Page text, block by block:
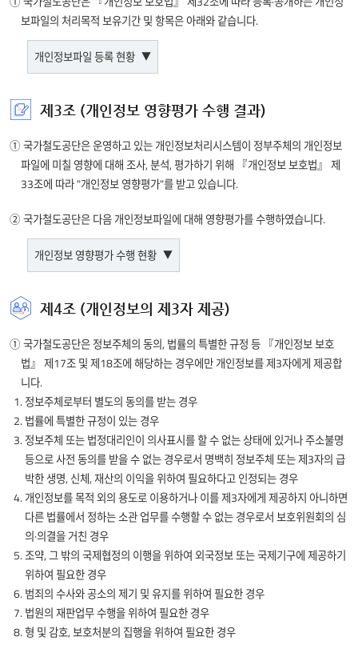
대한
정보를
제공합니다.
협력사의 사업관리
(필수) 아이디,
비밀번호, 이름,
[ 업체정보 ]
팩스번호
(선택) 홈페이지
주소
KR전자조달
제공
(필수)
[ 입찰담당자 ]
(필수) 이름,
주민등록번호
(선택) 부서,
전화번호,
번호, 주소, 지문
인식 디바이스
키값
준영구
[ 회원정보-개인 ]
(필수) 아이디,
휴대전화번호,
[ 회원정보-사업자
]
(필수) 아이디,
보파일의 처리목적 보유기간 및 항목은 아래와 같습니다.
개인정보파일 등록 현황
개인정보파일의
처리목적
및
항목에
대한
정보를
제공합니다.
개인정보파일의
운영근거/처리목적
개인정보파일에
CPMS 사용자
운영근거
- 정보주체 동의
- 협력사의 사업관리 서비스 제공
[ 사용자정보 ]
생년월일,
전화번호,
(필수) 주소,
팩스번호
(선택) 홈페이지
전자조달
회원정보
운영근거
- 전자조달의 이용 및 촉진에
관한 법률 제14조
(자체전자조달시스템의 구축·
운영)
- 전자조달의 이용 및 촉진에
관한 법률 제16조(계약 관련 정보
등의 관리 및 제공)
관한 법률 동법 시행령
구축·운영)
- 국가를 당사자로 하는 계약에
관한 법률 시행규칙 제15조
(입찰참가자격의 등록)
[ 대표자정보 ]
(필수)
사업자등록번호,
업체명,
대표자명
(선택) 이메일,
[ 입찰담당자 ]
주민등록번호
제3조 (개인정보 영향평가 수행 결과)
① 국가철도공단은 운영하고 있는 개인정보처리시스템이 정부주체의 개인정보
파일에 미칠 영향에 대해 조사, 분석, 평가하기 위해 『개인정보 보호법』 제
33조에 따라 "개인정보 영향평가"를 받고 있습니다.
② 국가철도공단은 다음 개인정보파일에 대해 영향평가를 수행하였습니다.
개인정보 영향평가 수행 현황
개인정보
영향평가
수행
현황에
대한
정보를
제공합니다.
개인정보처리시스템명 개인정보파일명
개인정보파일에
KR전자조달
전자조달
회원정보
[ 대표자정보 ]
주민등록번호,
이메일, 대표자
여부
[ 입찰담당자 ]
필수항목 : 이름,
선택항목 : 부서,
전화번호,
팩스번호, 휴대폰
인식 디바이스
2015
2018
제4조 (개인정보의 제3자 제공)
① 국가철도공단은 정보주체의 동의, 법률의 특별한 규정 등 『개인정보 보호
법』 제17조 및 제18조에 해당하는 경우에만 개인정보를 제3자에게 제공합
니다.
1. 정보주체로부터 별도의 동의를 받는 경우
2. 법률에 특별한 규정이 있는 경우
3. 정보주체 또는 법정대리인이 의사표시를 할 수 없는 상태에 있거나 주소불명
등으로 사전 동의를 받을 수 없는 경우로서 명백히 정보주체 또는 제3자의 급
박한 생명, 신체, 재산의 이익을 위하여 필요하다고 인정되는 경우
4. 개인정보를 목적 외의 용도로 이용하거나 이를 제3자에게 제공하지 아니하면
다른 법률에서 정하는 소관 업무를 수행할 수 없는 경우로서 보호위원회의 심
의·의결을 거친 경우
5. 조약, 그 밖의 국제협정의 이행을 위하여 외국정보 또는 국제기구에 제공하기
위하여 필요한 경우
6. 범죄의 수사와 공소의 제기 및 유지를 위하여 필요한 경우
7. 법원의 재판업무 수행을 위하여 필요한 경우
8. 형 및 감호, 보호처분의 집행을 위하여 필요한 경우